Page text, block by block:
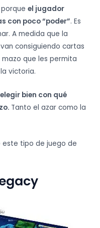
porqueel jugador
con poco “poder”. Es
A medida que la
consiguiendo cartas
que les permita
victoria.
elegir bien con qué
Tanto el azar como la
este tipo de juego de